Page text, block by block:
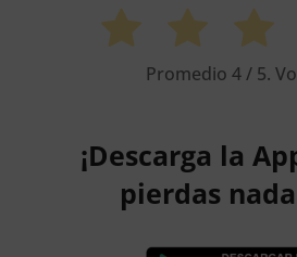
Promedio 4/ 5.
¡Descarga la
pierdas